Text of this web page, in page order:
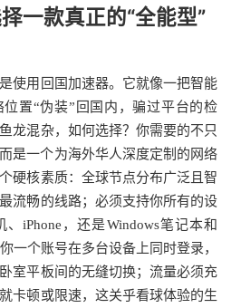
一款真正的“全能型”
使用回国加速器。它就像一把智能
置“伪装”回国内，骗过平台的检
龙混杂，如何选择？你需要的不只
是一个为海外华人深度定制的网络
硬核素质：全球节点分布广泛且智
流畅的线路；必须支持你所有的设
iPhone，还是Windows笔记本和
一个账号在多台设备上同时登录，
室平板间的无缝切换；流量必须充
卡顿或限速，这关乎看球体验的生